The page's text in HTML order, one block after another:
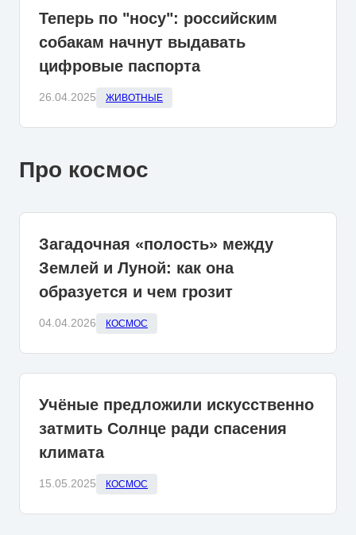
Теперь по "носу": российским
собакам начнут выдавать
цифровые паспорта
26.04.2025 ЖИВОТНЫЕ
Про космос
Загадочная «полость» между
Землей и Луной: как она
образуется и чем грозит
04.04.2026 КОСМОС
Учёные предложили искусственно
затмить Солнце ради спасения
климата
15.05.2025 КОСМОС